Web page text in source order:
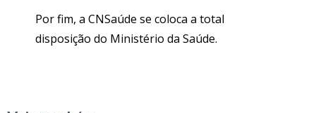
Por fim, a CNSaúde se coloca a total
disposição do Ministério da Saúde.